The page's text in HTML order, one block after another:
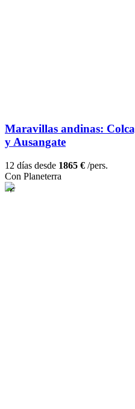
Maravillas andinas:
y Ausangate
12 días desde 1865 € /pers.
Con Planeterra